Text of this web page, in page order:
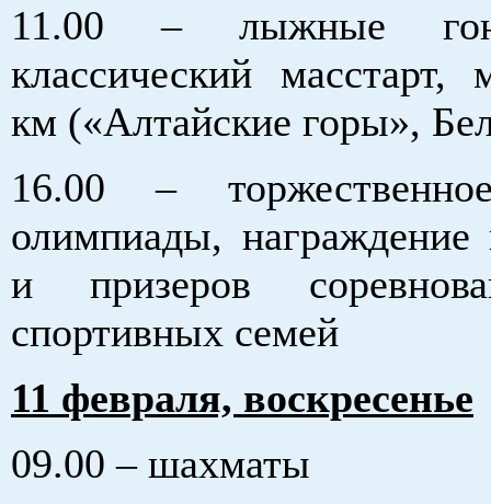
11.00 – лыжные
классический
км («Алтайские горы»,
16.00 –
олимпиады, награждение
и призеров
спортивных семей
11 февраля, воскресенье
09.00 – шахматы